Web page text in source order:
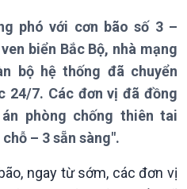
Thời sự
Thời sự 6h
Thời sự 12h
Thời sự 18h
Thời sự 21h30
Chuyên mục
phó với cơn bão số 3 –
biển Bắc Bộ, nhà mạng
bộ hệ thống đã chuyển
7. Các đơn vị đã đồng
phòng chống thiên tai
– 3 sẵn sàng".
ngay từ sớm, các đơn vị